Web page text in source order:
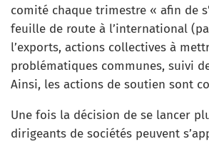
comité chaque trimestre « afin de
feuille de route à l’international
l’exports, actions collectives à
problématiques communes, suivi
Ainsi, les actions de soutien sont
Une fois la décision de se lancer
dirigeants de sociétés peuvent